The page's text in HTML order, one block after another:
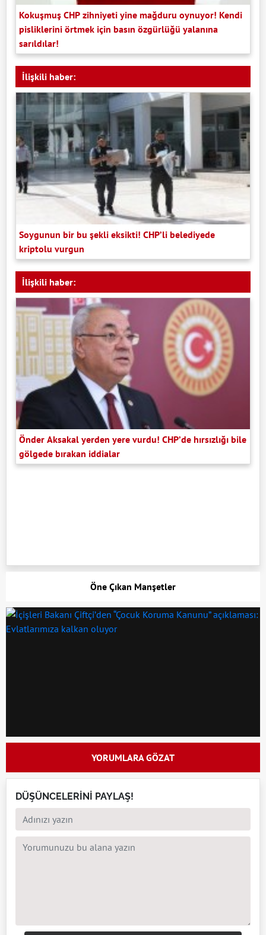
Kokuşmuş CHP zihniyeti yine mağduru oynuyor! Kendi
pisliklerini örtmek için basın özgürlüğü yalanına
sarıldılar!
İlişkili haber:
Soygunun bir bu şekli eksikti! CHP’li belediyede
kriptolu vurgun
İlişkili haber:
Önder Aksakal yerden yere vurdu! CHP’de hırsızlığı bile
gölgede bırakan iddialar
Öne Çıkan Manşetler
YORUMLARA GÖZAT
DÜŞÜNCELERİNİ PAYLAŞ!